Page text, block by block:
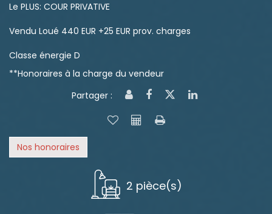
Le PLUS: COUR PRIVATIVE
Vendu Loué 440 EUR +25 EUR prov. charges
Classe énergie D
**Honoraires à la charge du vendeur
Partager :
Nos honoraires
2 pièce(s)